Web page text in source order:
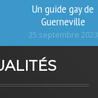
Un guide gay de
Guerneville
25 septembre 2023